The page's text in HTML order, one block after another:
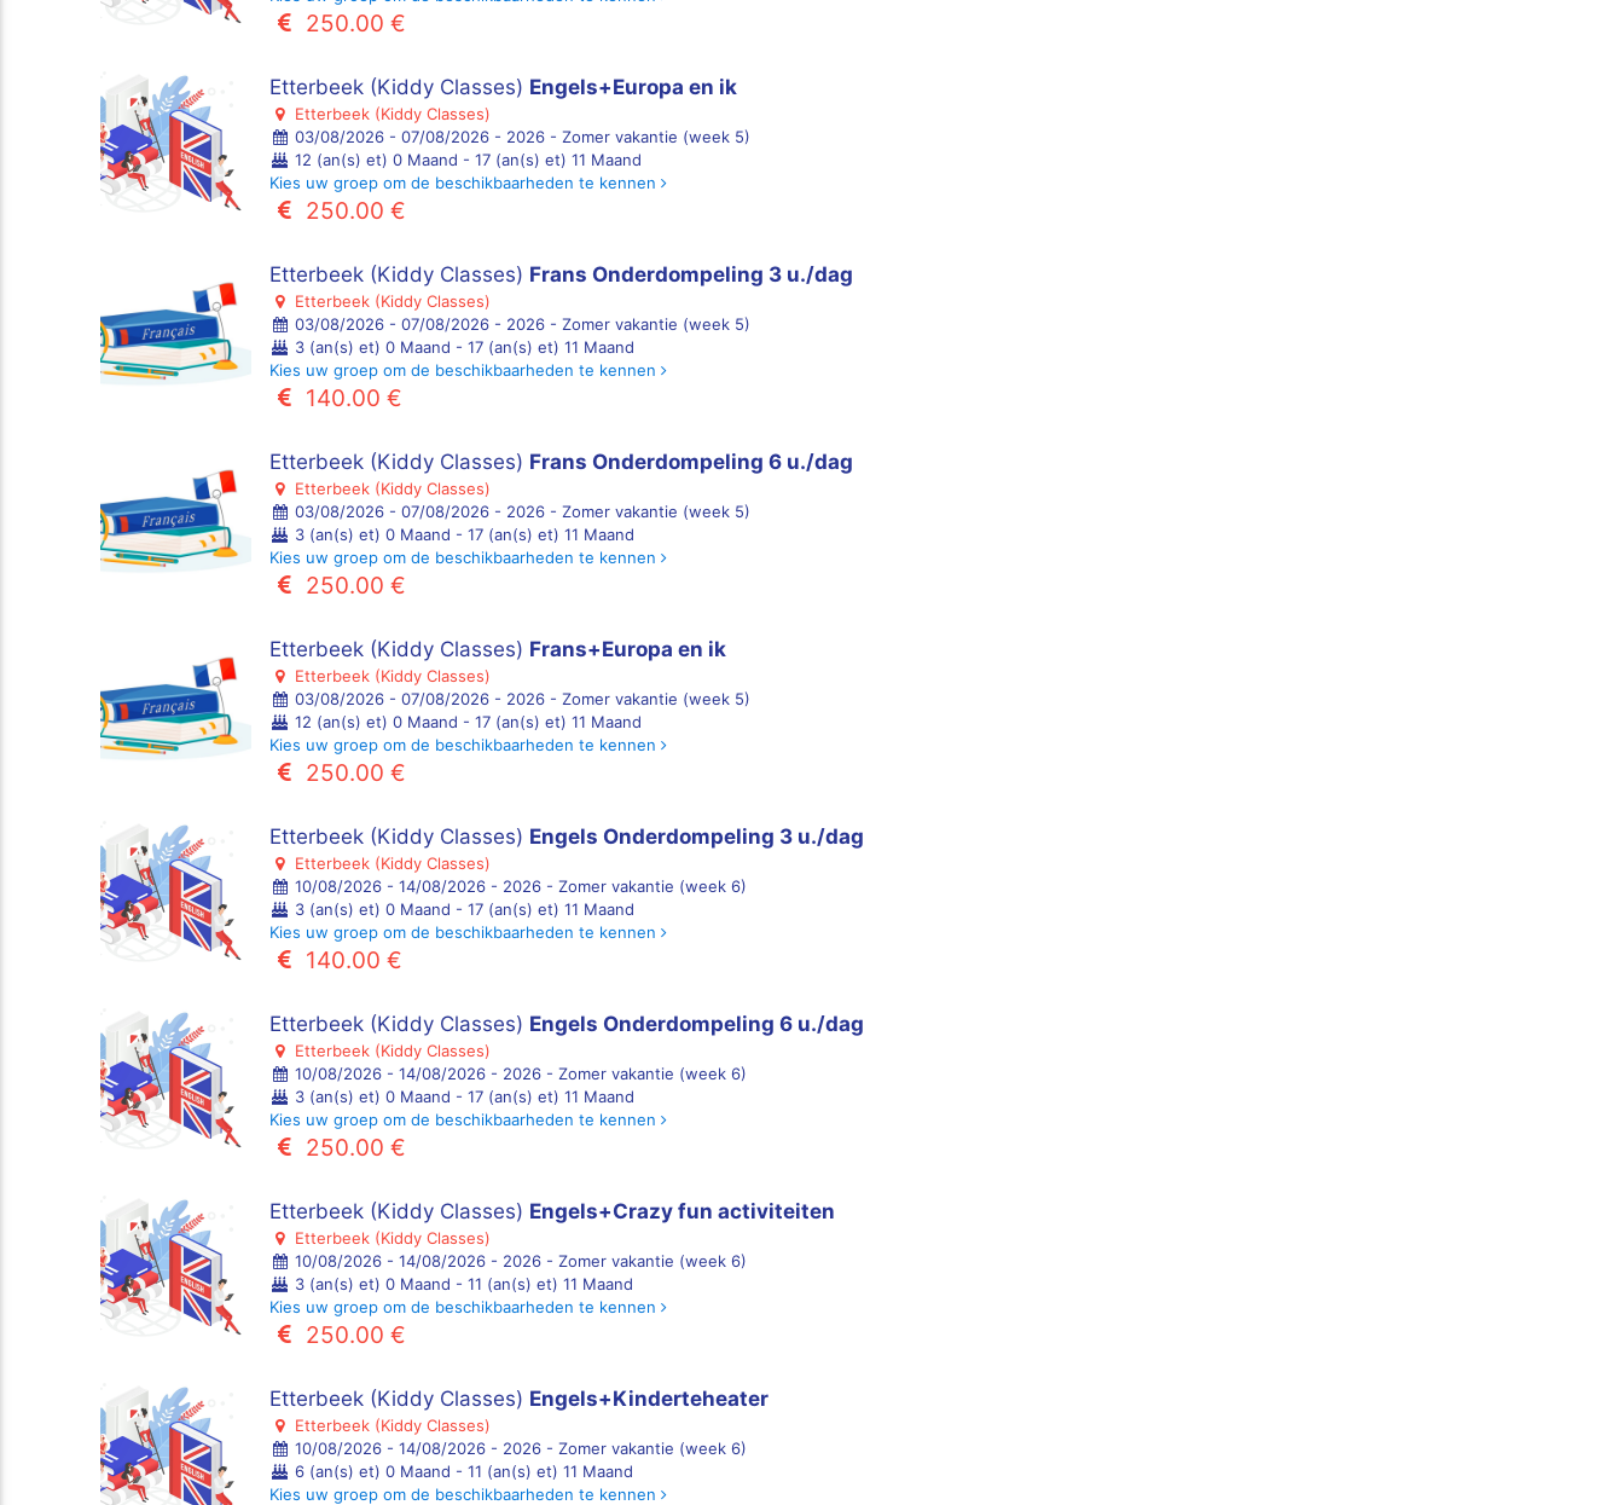
250.00 €
Etterbeek (Kiddy Classes) Engels+Europa en ik
Etterbeek (Kiddy Classes)
03/08/2026 - 07/08/2026 - 2026 - Zomer vakantie (week 5)
12 (an(s) et) 0 Maand - 17 (an(s) et) 11 Maand
Kies uw groep om de beschikbaarheden te kennen
250.00 €
Etterbeek (Kiddy Classes) Frans Onderdompeling 3 u./dag
Etterbeek (Kiddy Classes)
03/08/2026 - 07/08/2026 - 2026 - Zomer vakantie (week 5)
3 (an(s) et) 0 Maand - 17 (an(s) et) 11 Maand
Kies uw groep om de beschikbaarheden te kennen
140.00 €
Etterbeek (Kiddy Classes) Frans Onderdompeling 6 u./dag
Etterbeek (Kiddy Classes)
03/08/2026 - 07/08/2026 - 2026 - Zomer vakantie (week 5)
3 (an(s) et) 0 Maand - 17 (an(s) et) 11 Maand
Kies uw groep om de beschikbaarheden te kennen
250.00 €
Etterbeek (Kiddy Classes) Frans+Europa en ik
Etterbeek (Kiddy Classes)
03/08/2026 - 07/08/2026 - 2026 - Zomer vakantie (week 5)
12 (an(s) et) 0 Maand - 17 (an(s) et) 11 Maand
Kies uw groep om de beschikbaarheden te kennen
250.00 €
Etterbeek (Kiddy Classes) Engels Onderdompeling 3 u./dag
Etterbeek (Kiddy Classes)
10/08/2026 - 14/08/2026 - 2026 - Zomer vakantie (week 6)
3 (an(s) et) 0 Maand - 17 (an(s) et) 11 Maand
Kies uw groep om de beschikbaarheden te kennen
140.00 €
Etterbeek (Kiddy Classes) Engels Onderdompeling 6 u./dag
Etterbeek (Kiddy Classes)
10/08/2026 - 14/08/2026 - 2026 - Zomer vakantie (week 6)
3 (an(s) et) 0 Maand - 17 (an(s) et) 11 Maand
Kies uw groep om de beschikbaarheden te kennen
250.00 €
Etterbeek (Kiddy Classes) Engels+Crazy fun activiteiten
Etterbeek (Kiddy Classes)
10/08/2026 - 14/08/2026 - 2026 - Zomer vakantie (week 6)
3 (an(s) et) 0 Maand - 11 (an(s) et) 11 Maand
Kies uw groep om de beschikbaarheden te kennen
250.00 €
Etterbeek (Kiddy Classes) Engels+Kinderteheater
Etterbeek (Kiddy Classes)
10/08/2026 - 14/08/2026 - 2026 - Zomer vakantie (week 6)
6 (an(s) et) 0 Maand - 11 (an(s) et) 11 Maand
Kies uw groep om de beschikbaarheden te kennen